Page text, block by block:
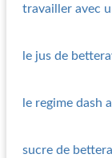
travailler avec
le jus de
le regime dash
sucre de